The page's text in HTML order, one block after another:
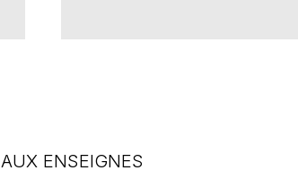
AUX ENSEIGNES